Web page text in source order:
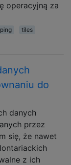
operacyjną za
tiles
do
danych
przez
się, że nawet
z ich